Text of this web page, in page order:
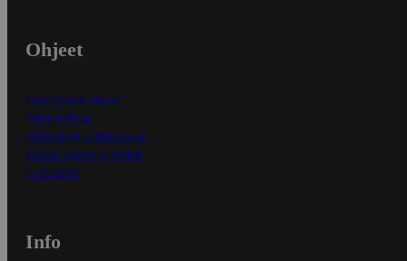
Ohjeet
Ensitilaajan ohjeet
Näin maksat
Näin tilaat ja muokkaat
Kaikki ohjeet ja vinkit
In English
Info